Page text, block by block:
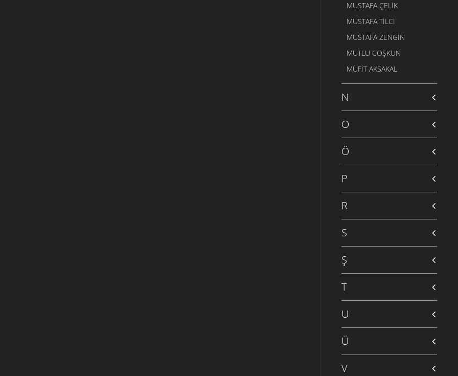
MUSTAFA ÇELIK
MUSTAFA TILCI
MUSTAFA ZENGIN
MUTLU COŞKUN
MÜFIT AKSAKAL
N
O
Ö
P
R
S
Ş
T
U
Ü
V